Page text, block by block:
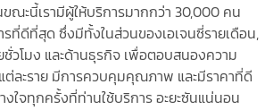
ขณะนี้เรามีผู้ให้บริการมากกว่า 30,000 คน
ที่ดีที่สุด ซึ่งมีทั้งในส่วนของเอเจนซี่รายเดือน,
วโมง และด้านธุรกิจ เพื่อตอบสนองความ
ละราย มีการควบคุมคุณภาพ และมีราคาที่ดี
งใจทุกครั้งที่ท่านใช้บริการ อะยะซันแน่นอน